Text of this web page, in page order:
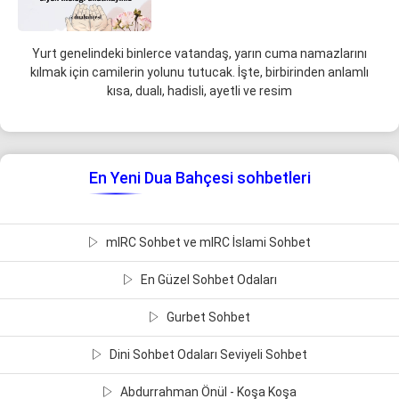
Yurt genelindeki binlerce vatandaş, yarın cuma namazlarını
kılmak için camilerin yolunu tutucak. İşte, birbirinden anlamlı
kısa, dualı, hadisli, ayetli ve resim
En Yeni Dua Bahçesi sohbetleri
mIRC Sohbet ve mIRC İslami Sohbet
En Güzel Sohbet Odaları
Gurbet Sohbet
Dini Sohbet Odaları Seviyeli Sohbet
Abdurrahman Önül - Koşa Koşa